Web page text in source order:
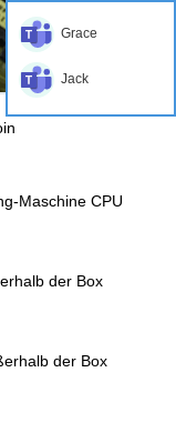
Maschine CPU
der Box
der Box
Grace
Jack